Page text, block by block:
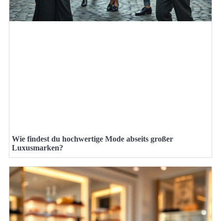
Wie findest du hochwertige Mode abseits großer
Luxusmarken?